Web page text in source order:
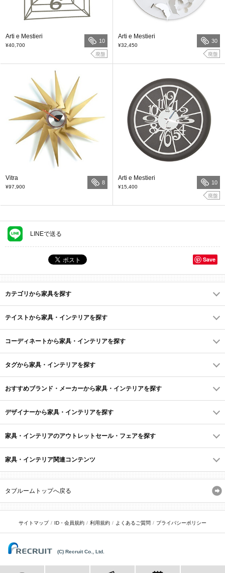
Arti e Mestieri
¥40,700
10
廃盤
Arti e Mestieri
¥32,450
30
廃盤
Vitra
¥97,900
8
Arti e Mestieri
¥15,400
10
廃盤
LINEで送る
Save
カテゴリから家具を探す
テイストから家具・インテリアを探す
コーディネートから家具・インテリアを探す
タグから家具・インテリアを探す
おすすめブランド・メーカーから家具・インテリアを探す
デザイナーから家具・インテリアを探す
家具・インテリアのアウトレットセール・フェアを探す
家具・インテリア関連コンテンツ
タブルームトップへ戻る
サイトマップ ID・会員規約 利用規約 よくあるご質問 プライバシーポリシー
(C) Recruit Co., Ltd.